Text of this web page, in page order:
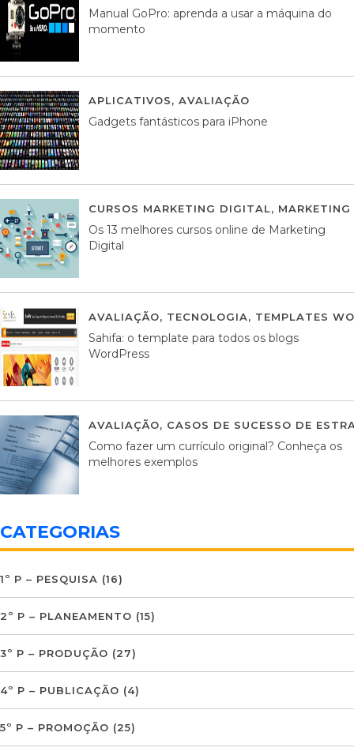
Manual GoPro: aprenda a usar a máquina do
momento
APLICATIVOS, AVALIAÇÃO
Gadgets fantásticos para iPhone
CURSOS MARKETING DIGITAL,
Os 13 melhores cursos online de Marketing
Digital
AVALIAÇÃO, TECNOLOGIA, TEMPLATES
Sahifa: o template para todos os blogs
WordPress
AVALIAÇÃO, CASOS DE SUCESSO DE
Como fazer um currículo original? Conheça os
melhores exemplos
CATEGORIAS
1º P – PESQUISA (16)
2º P – PLANEAMENTO (15)
3º P – PRODUÇÃO (27)
4º P – PUBLICAÇÃO (4)
5º P – PROMOÇÃO (25)